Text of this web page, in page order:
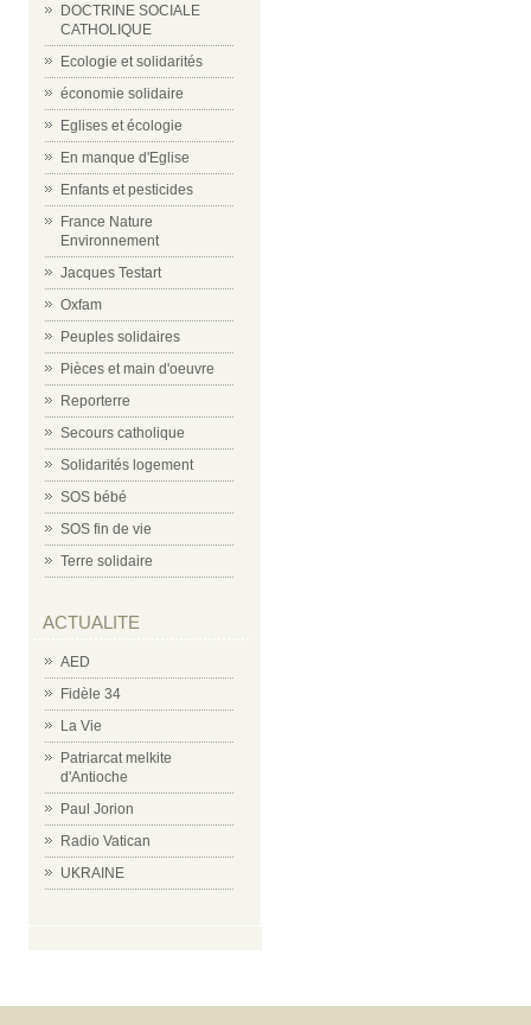
DOCTRINE SOCIALE
CATHOLIQUE
Ecologie et solidarités
économie solidaire
Eglises et écologie
En manque d'Eglise
Enfants et pesticides
France Nature
Environnement
Jacques Testart
Oxfam
Peuples solidaires
Pièces et main d'oeuvre
Reporterre
Secours catholique
Solidarités logement
SOS bébé
SOS fin de vie
Terre solidaire
ACTUALITE
AED
Fidèle 34
La Vie
Patriarcat melkite
d'Antioche
Paul Jorion
Radio Vatican
UKRAINE